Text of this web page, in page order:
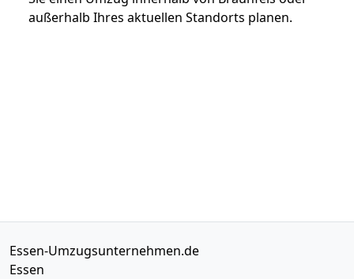
außerhalb Ihres aktuellen Standorts planen.
Essen-Umzugsunternehmen.de
Essen